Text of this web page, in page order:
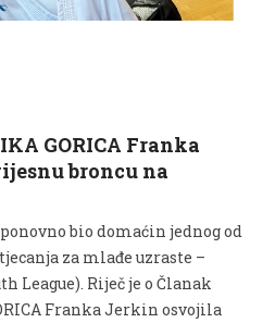
GORICA Franka
broncu na
bio domaćin jednog od
za mlađe uzraste –
League). Riječ je o Članak
Franka Jerkin osvojila